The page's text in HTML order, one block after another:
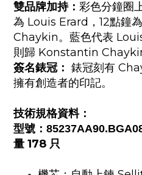
雙品牌加持： 彩色分鐘圈
為 Louis Erard ，12點鐘為
Chaykin。藍色代表
則歸 Konstantin
簽名錶冠： 錶冠刻有
擁有創造者的印記。
技術規格資料：
型號：
量 178 只